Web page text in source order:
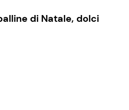
di Natale, dolci